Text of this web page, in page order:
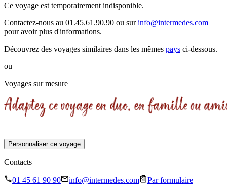
Ce voyage est temporairement indisponible.
Contactez-nous au 01.45.61.90.90 ou surinfo@intermedes.com
pour avoir plus d'informations.
Découvrez des voyages similaires dans les mêmes pays ci-dessous.
ou
Voyages sur mesure
Personnaliser ce voyage
Contacts
01 45 61 90 90 info@intermedes.com
Par formulaire